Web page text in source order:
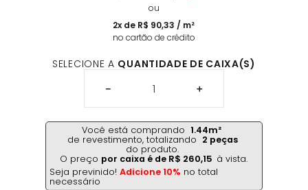
ou
2x de R$ 90,33 / m²
no cartão de crédito
SELECIONE A QUANTIDADE DE CAIXA(S)
＋
－
Você está comprando 1.44m²
de revestimento,totalizando 2 peças
do produto.
O preço por caixa é de R$ 260,15 à vista.
Seja previnido!Adicione 10% no total
necessário